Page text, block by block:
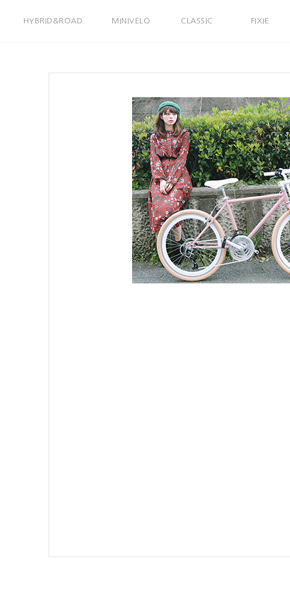
HYBRID&ROAD MINIVELO CLASSIC FIXIE